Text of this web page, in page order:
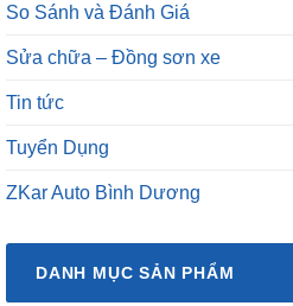
So Sánh và Đánh Giá
Sửa chữa – Đồng sơn xe
Tin tức
Tuyển Dụng
ZKar Auto Bình Dương
DANH MỤC SẢN PHẨM